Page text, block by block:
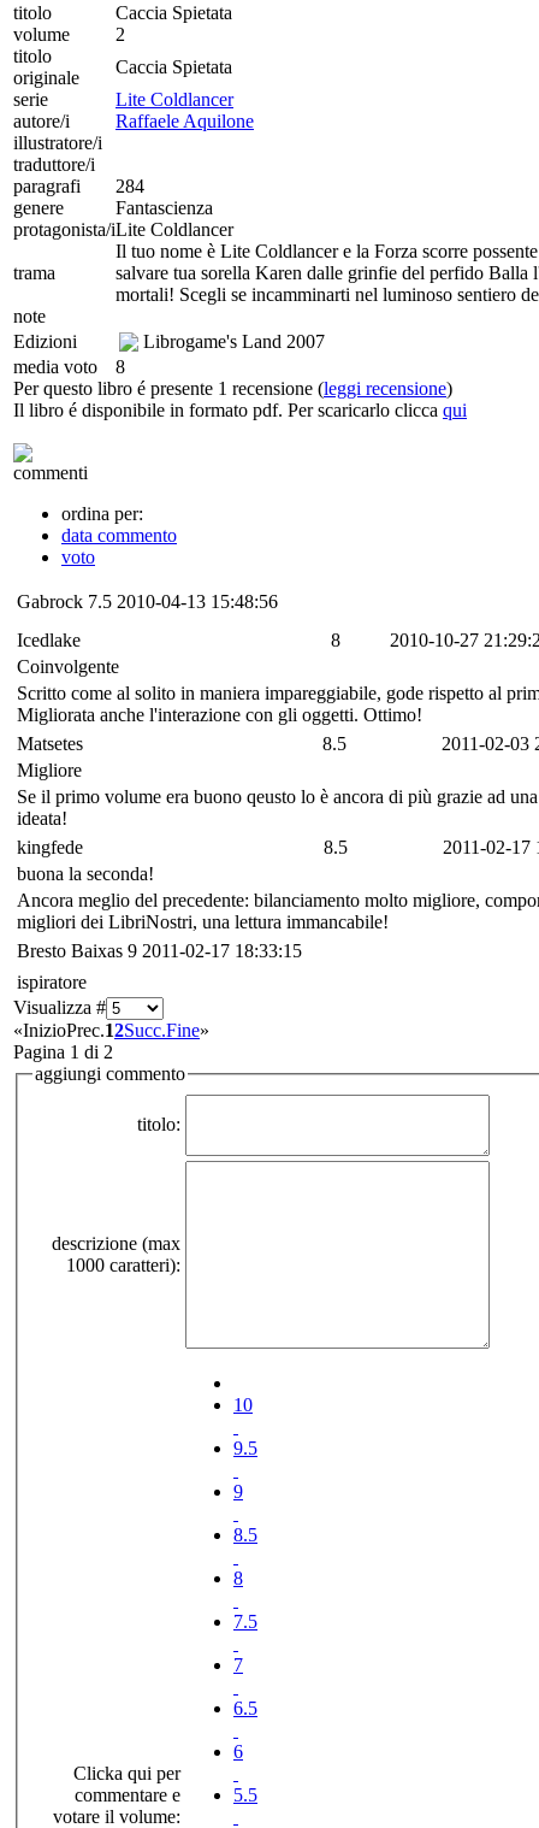
titolo
Caccia Spietata
volume
2
titolo
originale
Caccia Spietata
serie
Lite Coldlancer
autore/i
Raffaele Aquilone
illustratore/i
traduttore/i
paragrafi
284
genere
Fantascienza
protagonista/iLite Coldlancer
trama
Il tuo nome è Lite Coldlancer e la Forza scorre
salvare tua sorella Karen dalle grinfie del perfido
mortali! Scegli se incamminarti nel luminoso sentiero
note
Edizioni
Librogame's Land 2007
media voto
8
Per questo libro é presente 1 recensione (leggi recensione)
Il libro é disponibile in formato pdf. Per scaricarlo clicca qui
commenti
ordina per:
data commento
voto
Gabrock 7.5 2010-04-13 15:48:56
Icedlake
8
2010-10-27
Coinvolgente
Scritto come al solito in maniera impareggiabile, gode rispetto al
Migliorata anche l'interazione con gli oggetti. Ottimo!
Matsetes
8.5
2011-02-03
Migliore
Se il primo volume era buono qeusto lo è ancora di più grazie ad
ideata!
kingfede
8.5
2011-02-17
buona la seconda!
Ancora meglio del precedente: bilanciamento molto migliore,
migliori dei LibriNostri, una lettura immancabile!
Bresto Baixas 9 2011-02-17 18:33:15
ispiratore
Visualizza #
«InizioPrec.12Succ.Fine»
Pagina 1 di 2
aggiungi commento
titolo:
descrizione (max
1000 caratteri):
Clicka qui per
commentare e
votare il volume:
10
9.5
9
8.5
8
7.5
7
6.5
6
5.5